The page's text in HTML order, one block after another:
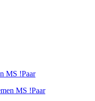
MS !Paar